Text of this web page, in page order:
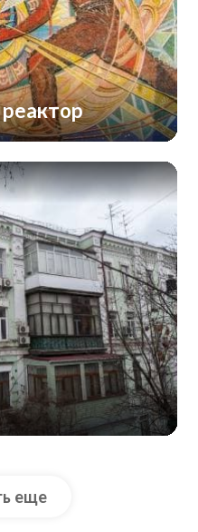
реактор
еще